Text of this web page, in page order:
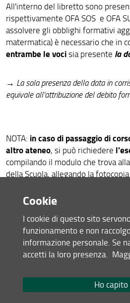
All'interno del libretto sono
rispettivamente OFA SOS e OFA
assolvere gli obblighi formativi
matermatica) è necessario che in
entrambe le vocisia presente la
→ La sola presenza della data in
equivale all'attribuzione del debito
NOTA: in caso di passaggio di
altro ateneo, si può richiedere
compilando il modulo che trova alla
della Scuola, allegando la
documentazione utile.
Modalità di
AV
Cookie
I cookie di questo sito
funzionamento e non
informazione personale. Se
accetti la loro presenza.
Ho capito